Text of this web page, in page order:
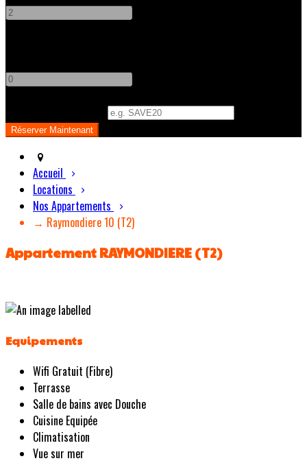
Accueil
Locations
Nos Appartements
→ Raymondiere 10 (T2)
Appartement RAYMONDIERE (T2)
Equipements
Wifi Gratuit (Fibre)
Terrasse
Salle de bains avec Douche
Cuisine Equipée
Climatisation
Vue sur mer